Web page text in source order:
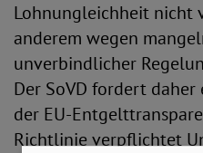
Lohnungleichheit nicht
anderem wegen
unverbindlicher
Der SoVD fordert
der EU-
Richtlinie verpflichtet